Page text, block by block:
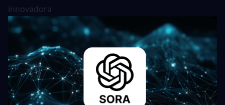
innovadora